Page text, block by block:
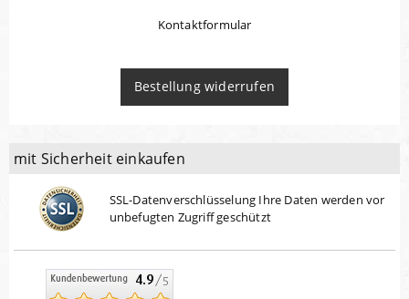
Kontaktformular
Bestellung widerrufen
mit Sicherheit einkaufen
SSL-Datenverschlüsselung Ihre Daten werden vor
unbefugten Zugriff geschützt